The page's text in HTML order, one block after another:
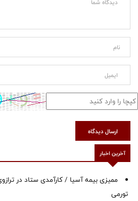
ارسال دیدگاه
آخرین اخبار
ممیزی بیمه آسیا / کارآمدی ستاد در
تورمی